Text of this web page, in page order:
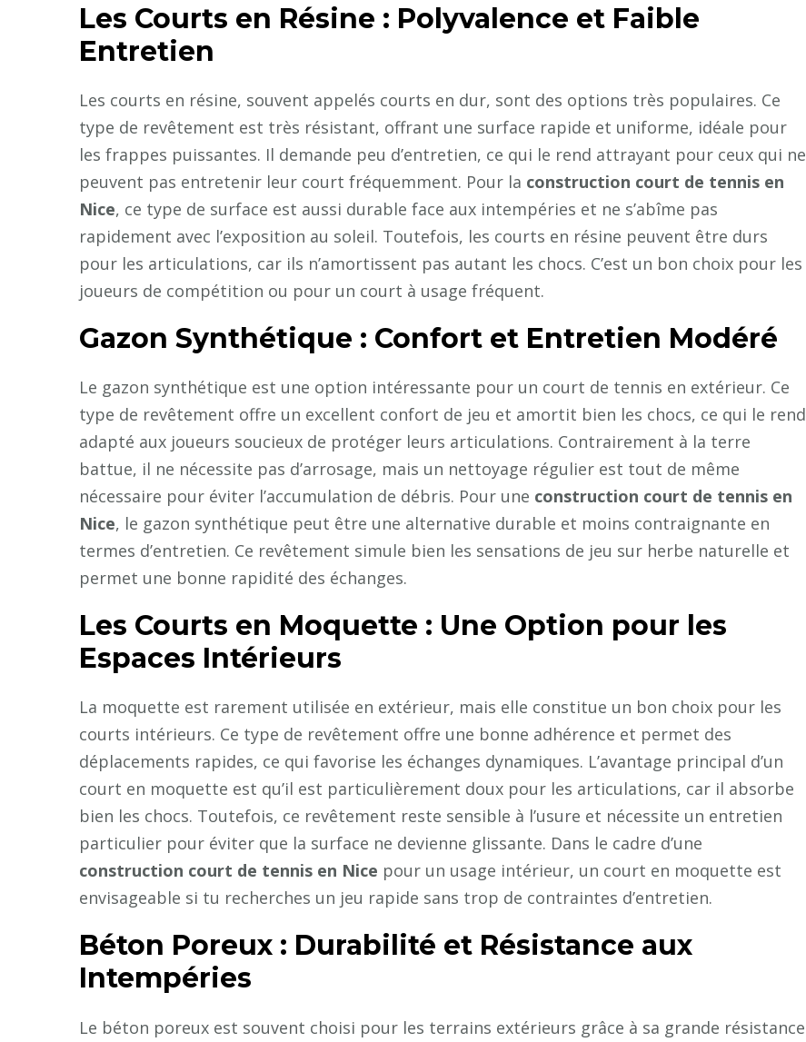
Les Courts en Résine : Polyvalence et Faible
Entretien
Les courts en résine, souvent appelés courts en dur, sont des options très populaires. Ce
type de revêtement est très résistant, offrant une surface rapide et uniforme, idéale pour
les frappes puissantes. Il demande peu d’entretien, ce qui le rend attrayant pour ceux qui ne
peuvent pas entretenir leur court fréquemment. Pour la construction court de tennis en
Nice, ce type de surface est aussi durable face aux intempéries et ne s’abîme pas
rapidement avec l’exposition au soleil. Toutefois, les courts en résine peuvent être durs
pour les articulations, car ils n’amortissent pas autant les chocs. C’est un bon choix pour les
joueurs de compétition ou pour un court à usage fréquent.
Gazon Synthétique : Confort et Entretien Modéré
Le gazon synthétique est une option intéressante pour un court de tennis en extérieur. Ce
type de revêtement offre un excellent confort de jeu et amortit bien les chocs, ce qui le rend
adapté aux joueurs soucieux de protéger leurs articulations. Contrairement à la terre
battue, il ne nécessite pas d’arrosage, mais un nettoyage régulier est tout de même
nécessaire pour éviter l’accumulation de débris. Pour une construction court de tennis en
Nice, le gazon synthétique peut être une alternative durable et moins contraignante en
termes d’entretien. Ce revêtement simule bien les sensations de jeu sur herbe naturelle et
permet une bonne rapidité des échanges.
Les Courts en Moquette : Une Option pour les
Espaces Intérieurs
La moquette est rarement utilisée en extérieur, mais elle constitue un bon choix pour les
courts intérieurs. Ce type de revêtement offre une bonne adhérence et permet des
déplacements rapides, ce qui favorise les échanges dynamiques. L’avantage principal d’un
court en moquette est qu’il est particulièrement doux pour les articulations, car il absorbe
bien les chocs. Toutefois, ce revêtement reste sensible à l’usure et nécessite un entretien
particulier pour éviter que la surface ne devienne glissante. Dans le cadre d’une
construction court de tennis en Nice pour un usage intérieur, un court en moquette est
envisageable si tu recherches un jeu rapide sans trop de contraintes d’entretien.
Béton Poreux : Durabilité et Résistance aux
Intempéries
Le béton poreux est souvent choisi pour les terrains extérieurs grâce à sa grande résistance